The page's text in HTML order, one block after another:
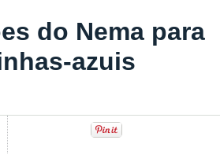
do Nema para
azuis